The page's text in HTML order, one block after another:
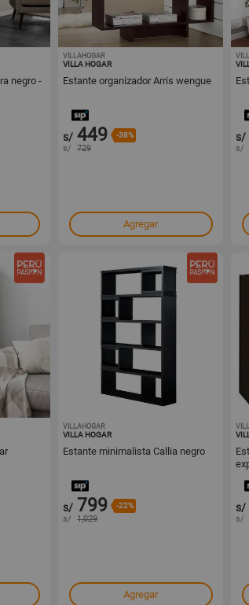
negro -
VILLAHOGAR
VILLA HOGAR
Estante organizador Arris wengue
s/ 449 -38%
s/ 729
Agregar
s/
s/
VILLAHOGAR
VILLA HOGAR
Estante minimalista Callia negro
s/ 799 -22%
s/ 1,029
Agregar
s/
s/